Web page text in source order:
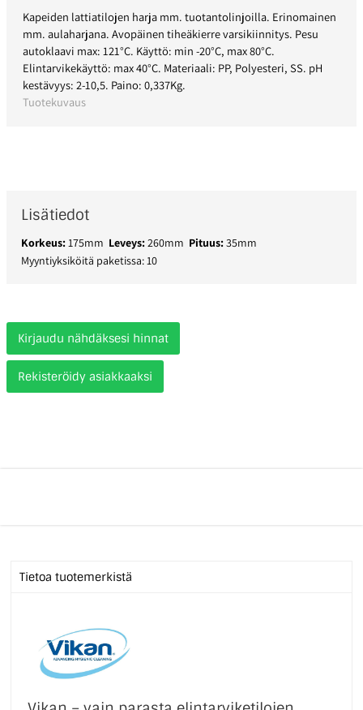
Kapeiden lattiatilojen harja mm. tuotantolinjoilla. Erinomainen
mm. aulaharjana. Avopäinen tiheäkierre varsikiinnitys. Pesu
autoklaavi max: 121°C. Käyttö: min -20°C, max 80°C.
Elintarvikekäyttö: max 40°C. Materiaali: PP, Polyesteri, SS. pH
kestävyys: 2-10,5. Paino: 0,337Kg.
Tuotekuvaus
Lisätiedot
Korkeus:175mm Leveys:260mm Pituus:35mm
Myyntiyksiköitä paketissa: 10
Kirjaudu nähdäksesi hinnat
Rekisteröidy asiakkaaksi
Tietoa tuotemerkistä